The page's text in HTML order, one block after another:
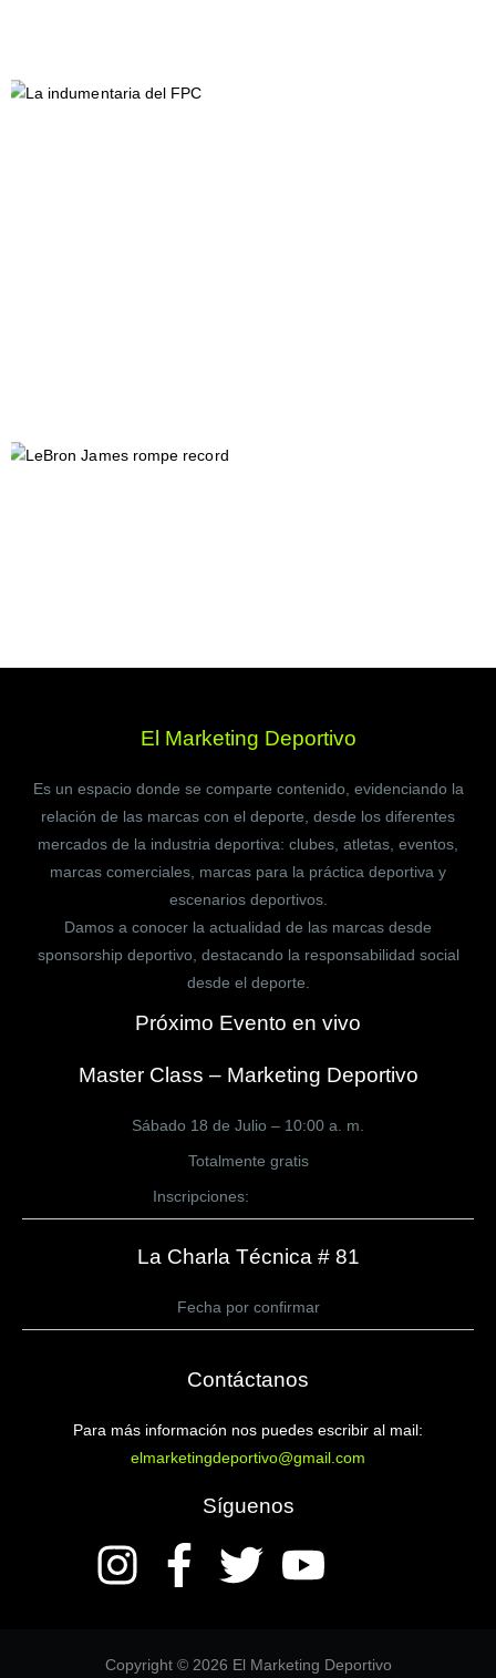
El Marketing Deportivo
Es un espacio donde se comparte contenido, evidenciando la
relación de las marcas con el deporte, desde los diferentes
mercados de la industria deportiva: clubes, atletas, eventos,
marcas comerciales, marcas para la práctica deportiva y
escenarios deportivos.
Damos a conocer la actualidad de las marcas desde
sponsorship deportivo, destacando la responsabilidad social
desde el deporte.
Próximo Evento en vivo
Master Class – Marketing Deportivo
Sábado 18 de Julio – 10:00 a. m.
Totalmente gratis
Inscripciones:
La Charla Técnica # 81
Fecha por confirmar
Contáctanos
Para más información nos puedes escribir al mail:
elmarketingdeportivo@gmail.com
Síguenos
Copyright © 2026 El Marketing Deportivo